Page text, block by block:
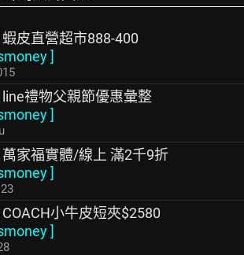
蝦皮直營超市888-400
]
line禮物父親節優惠彙整
]
萬家福實體/線上 滿2千9折
]
COACH小牛皮短夾$2580
]